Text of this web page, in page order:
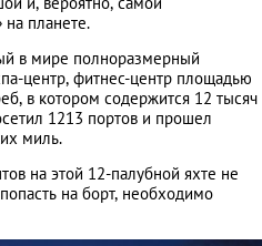
планете.
в мире полноразмерный
центр, фитнес-центр площадью
в котором содержится 12 тысяч
1213 портов и прошел
миль.
на этой 12-палубной яхте не
на борт, необходимо